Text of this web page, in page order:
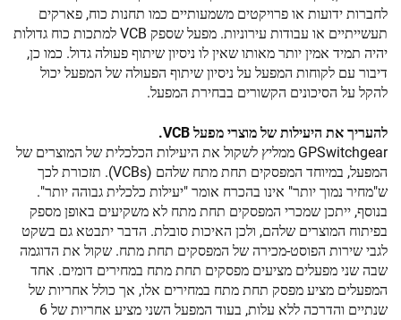
לחברות ידועות או פרויקטים משמעותיים כמו תחנות כוח, פארקים
תעשייתיים או עבודות עירוניות. מפעל שספק VCB למתכות כוח גדולות
יהיה תמיד אמין יותר מאותו שאין לו ניסיון שיתוף פעולה גדול. כמו כן,
דיבור עם לקוחות המפעל על ניסיון שיתוף הפעולה של המפעל יכול
להקל על הסיכונים הקשורים בבחירת המפעל.
להעריך את היעילות של מוצרי מפעל VCB.
GPSwitchgear ממליץ לשקול את היעילות הכלכלית של המוצרים של
המפעל, במיוחד המפסקים תחת מתח שלהם (VCBs). תזכורת לכך
ש"מחיר נמוך יותר" אינו בהכרח אומר "יעילות כלכלית גבוהה יותר".
בנוסף, ייתכן שמכרי המפסקים תחת מתח לא משקיעים באופן מספק
בפיתוח המוצרים שלהם, ולכן האיכות סובלת. הדבר יתבטא גם בשקט
לגבי שירות הפוסט-מכירה של המפסקים תחת מתח. שקול את הדוגמה
שבה שני מפעלים מציעים מפסקים תחת מתח במחירים דומים. אחד
המפעלים מציע מפסק תחת מתח במחירים אלו, אך כולל אחריות של
שנתיים והדרכה ללא עלות, בעוד המפעל השני מציע אחריות של 6